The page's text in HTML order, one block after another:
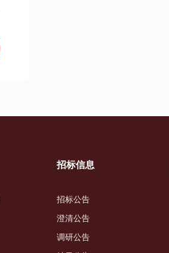
招标信息
招标公告
澄清公告
调研公告